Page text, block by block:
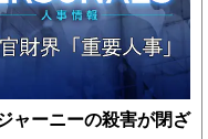
ャーニーの殺害が閉ざ